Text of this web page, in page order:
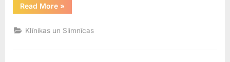
Read More“Dobeles
un
slimnīca”
»
Klīnikas un Slimnīcas